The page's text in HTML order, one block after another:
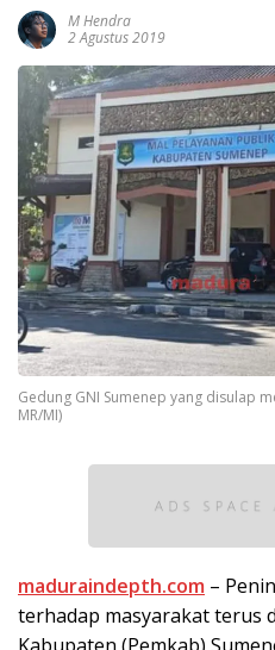
M Hendra
2 Agustus 2019
Gedung GNI Sumenep yang disulap
MR/MI)
maduraindepth.com –
terhadap masyarakat terus